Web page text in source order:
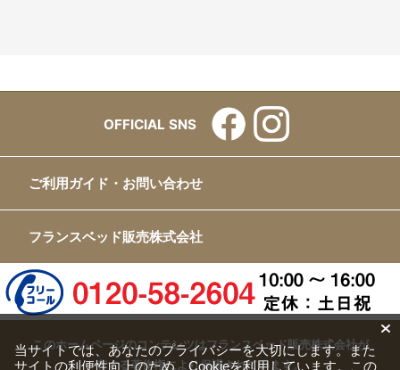
OFFICIAL SNS
ご利用ガイド・お問い合わせ
フランスベッド販売株式会社
このホームページのコンテンツはフランスベッド販売株式会社が
有する著作権により保護されています。
当サイトでは、あなたのプライバシーを大切にします。また
サイトの利便性向上のため、Cookieを利用しています。この